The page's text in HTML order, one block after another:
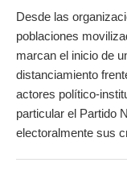
Desde las
poblaciones
marcan el inicio de
distanciamiento
actores político-
particular el Partido
electoralmente sus